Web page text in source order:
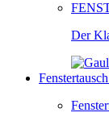
Der
Fenstertausch